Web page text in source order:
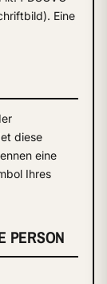
Eine
diese
eine
Ihres
PERSON